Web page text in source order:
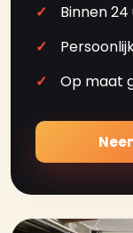
Binnen
Op maat